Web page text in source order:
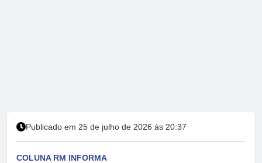
Publicado em 25 de julho de 2026 às 20:37
COLUNA RM INFORMA